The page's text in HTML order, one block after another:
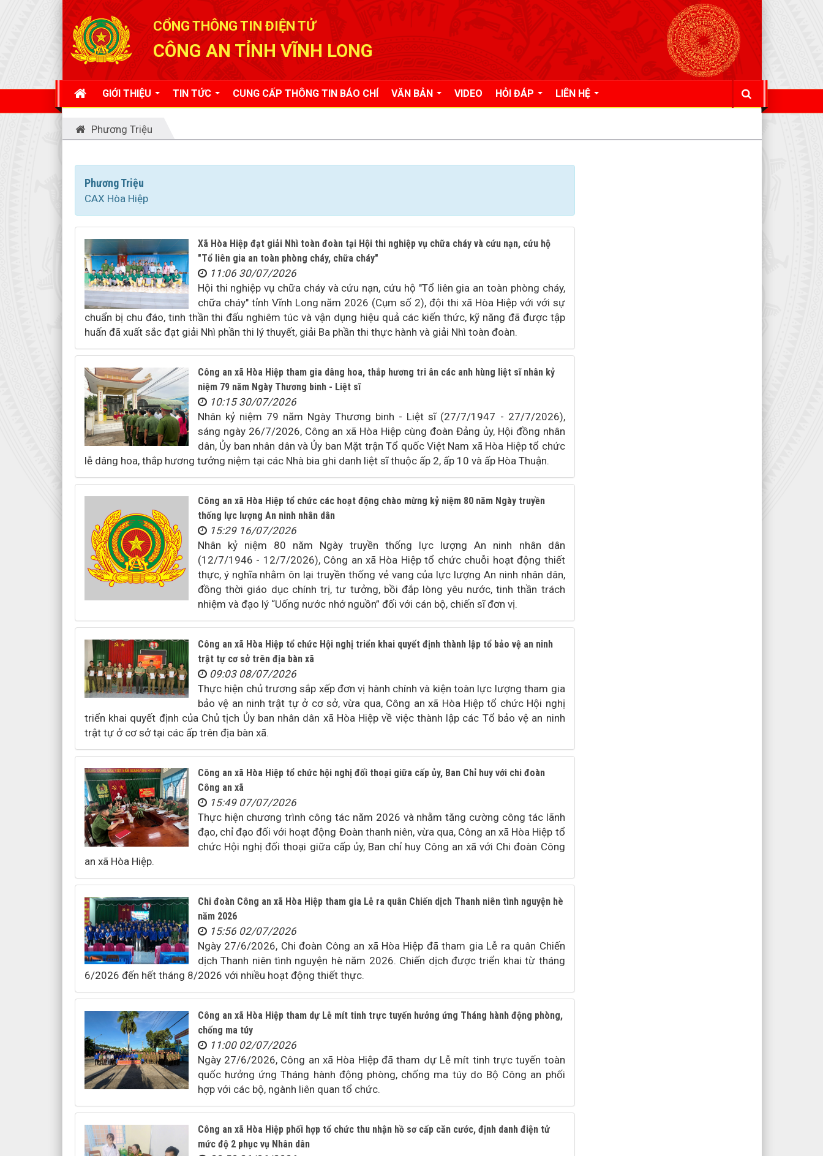
CỔNG THÔNG TIN ĐIỆN TỬ
CÔNG AN TỈNH VĨNH LONG
GIỚI THIỆU TIN TỨC CUNG CẤP THÔNG TIN BÁO CHÍ VĂN BẢN VIDEO HỎI ĐÁP LIÊN HỆ
Phương Triệu
Phương Triệu
CAX Hòa Hiệp
Xã Hòa Hiệp đạt giải Nhì toàn đoàn tại Hội thi nghiệp vụ chữa cháy và cứu nạn, cứu hộ
"Tổ liên gia an toàn phòng cháy, chữa cháy"
11:06 30/07/2026
Hội thi nghiệp vụ chữa cháy và cứu nạn, cứu hộ "Tổ liên gia an toàn phòng cháy,
chữa cháy" tỉnh Vĩnh Long năm 2026 (Cụm số 2), đội thi xã Hòa Hiệp với với sự
chuẩn bị chu đáo, tinh thần thi đấu nghiêm túc và vận dụng hiệu quả các kiến thức, kỹ năng đã được tập
huấn đã xuất sắc đạt giải Nhì phần thi lý thuyết, giải Ba phần thi thực hành và giải Nhì toàn đoàn.
Công an xã Hòa Hiệp tham gia dâng hoa, thắp hương tri ân các anh hùng liệt sĩ nhân kỷ
niệm 79 năm Ngày Thương binh - Liệt sĩ
10:15 30/07/2026
Nhân kỷ niệm 79 năm Ngày Thương binh - Liệt sĩ (27/7/1947 - 27/7/2026),
sáng ngày 26/7/2026, Công an xã Hòa Hiệp cùng đoàn Đảng ủy, Hội đồng nhân
dân, Ủy ban nhân dân và Ủy ban Mặt trận Tổ quốc Việt Nam xã Hòa Hiệp tổ chức
lễ dâng hoa, thắp hương tưởng niệm tại các Nhà bia ghi danh liệt sĩ thuộc ấp 2, ấp 10 và ấp Hòa Thuận.
Công an xã Hòa Hiệp tổ chức các hoạt động chào mừng kỷ niệm 80 năm Ngày truyền
thống lực lượng An ninh nhân dân
15:29 16/07/2026
Nhân kỷ niệm 80 năm Ngày truyền thống lực lượng An ninh nhân dân
(12/7/1946 - 12/7/2026), Công an xã Hòa Hiệp tổ chức chuỗi hoạt động thiết
thực, ý nghĩa nhằm ôn lại truyền thống vẻ vang của lực lượng An ninh nhân dân,
đồng thời giáo dục chính trị, tư tưởng, bồi đắp lòng yêu nước, tinh thần trách
nhiệm và đạo lý “Uống nước nhớ nguồn” đối với cán bộ, chiến sĩ đơn vị.
Công an xã Hòa Hiệp tổ chức Hội nghị triển khai quyết định thành lập tổ bảo vệ an ninh
trật tự cơ sở trên địa bàn xã
09:03 08/07/2026
Thực hiện chủ trương sắp xếp đơn vị hành chính và kiện toàn lực lượng tham gia
bảo vệ an ninh trật tự ở cơ sở, vừa qua, Công an xã Hòa Hiệp tổ chức Hội nghị
triển khai quyết định của Chủ tịch Ủy ban nhân dân xã Hòa Hiệp về việc thành lập các Tổ bảo vệ an ninh
trật tự ở cơ sở tại các ấp trên địa bàn xã.
Công an xã Hòa Hiệp tổ chức hội nghị đối thoại giữa cấp ủy, Ban Chỉ huy với chi đoàn
Công an xã
15:49 07/07/2026
Thực hiện chương trình công tác năm 2026 và nhằm tăng cường công tác lãnh
đạo, chỉ đạo đối với hoạt động Đoàn thanh niên, vừa qua, Công an xã Hòa Hiệp tổ
chức Hội nghị đối thoại giữa cấp ủy, Ban chỉ huy Công an xã với Chi đoàn Công
an xã Hòa Hiệp.
Chi đoàn Công an xã Hòa Hiệp tham gia Lễ ra quân Chiến dịch Thanh niên tình nguyện hè
năm 2026
15:56 02/07/2026
Ngày 27/6/2026, Chi đoàn Công an xã Hòa Hiệp đã tham gia Lễ ra quân Chiến
dịch Thanh niên tình nguyện hè năm 2026. Chiến dịch được triển khai từ tháng
6/2026 đến hết tháng 8/2026 với nhiều hoạt động thiết thực.
Công an xã Hòa Hiệp tham dự Lễ mít tinh trực tuyến hưởng ứng Tháng hành động phòng,
chống ma túy
11:00 02/07/2026
Ngày 27/6/2026, Công an xã Hòa Hiệp đã tham dự Lễ mít tinh trực tuyến toàn
quốc hưởng ứng Tháng hành động phòng, chống ma túy do Bộ Công an phối
hợp với các bộ, ngành liên quan tổ chức.
Công an xã Hòa Hiệp phối hợp tổ chức thu nhận hồ sơ cấp căn cước, định danh điện tử
mức độ 2 phục vụ Nhân dân